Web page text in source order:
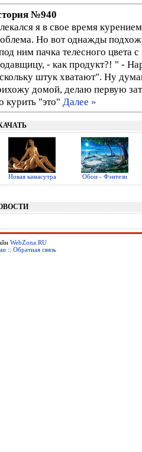
№940
я в свое время
Но вот однажды
ним пачка телесного
- как продукт?! " -
штук хватают". Ну
домой, делаю первую
курить "это" Далее »
Новая камасутра Обои - Фэнтези
WebZona.RU
:: Обратная связь